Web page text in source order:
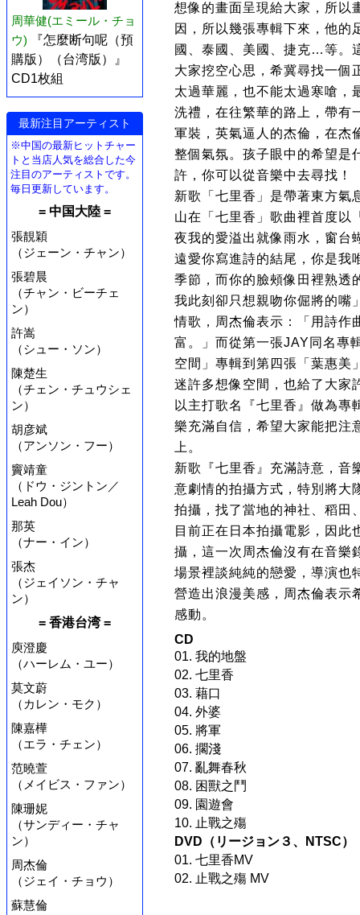
周華健(エミール・チョ
ウ)
『怎麼断句呢（預
購版）（台湾版）』
CD1枚組
最新注目アーティスト
※中国の最新ヒットチャー
トと当店人気を総合した今
注目のアーティストです。
毎日更新しています。
= 中国大陸 =
張靚穎
（ジェーン・チャン）
張碧晨
（チャン・ビーチェ
ン）
許嵩
（シュー・ソン）
陳楚生
（チェン・チュウシェ
ン）
胡彦斌
（アンソン・フー）
竇靖童
（ドウ・ジントン／
Leah Dou）
那英
（ナー・イン）
張杰
（ジェイソン・チャ
ン）
= 香港台湾 =
庾澄慶
（ハーレム・ユー）
莫文蔚
（カレン・モク）
陳嘉樺
（エラ・チェン）
范曉萱
（メイビス・ファン）
陳珊妮
（サンディー・チャ
ン）
周杰倫
（ジェイ・チョウ）
蘇慧倫
想像的畫面呈現給大家，所以
因，所以幾張專輯下來，他的
國、泰國、美國、捷克…等。
大家挖空心思，希冀尋找一個
太過華麗，也不能太過寒嗆，
洗禮，在往繁華的路上，帶有
軍裝，英氣逼人的杰倫，在杰
整個氣氛。孩子眼中的希望是
許，你可以從音樂中去尋找！
新歌「七里香」是帶著東方氣
山在「七里香」歌曲裡首度以
夜我的愛溢出就像雨水，窗台
遠愛你寫進詩的結尾，你是我
季節，而你的臉頰像田裡熟透
我此刻卻只想親吻你倔將的嘴
情歌，周杰倫表示：「用詩作
富。」而從第一張JAY同名專
空間」專輯到第四張「葉惠美
迷許多想像空間，也給了大家
以主打歌名『七里香』做為專
樂充滿自信，希望大家能把注
上。
新歌『七里香』充滿詩意，音
意劇情的拍攝方式，特別將大
拍攝，找了當地的神社、稻田
目前正在日本拍攝電影，因此
攝，這一次周杰倫沒有在音樂
場景裡談純純的戀愛，導演也
營造出浪漫美感，周杰倫表示
感動。
CD
01. 我的地盤
02. 七里香
03. 藉口
04. 外婆
05. 將軍
06. 擱淺
07. 亂舞春秋
08. 困獸之鬥
09. 園遊會
10. 止戰之殤
DVD（リージョン３、NTSC）
01. 七里香MV
02. 止戰之殤 MV